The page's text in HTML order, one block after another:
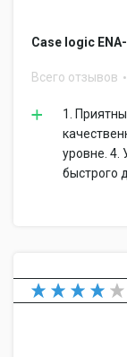
Case logic
Всего отзывов
1.
уровне. 4.
быстрого